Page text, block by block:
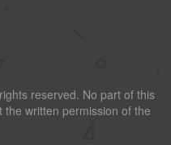
reserved. No part of this
written permission of the